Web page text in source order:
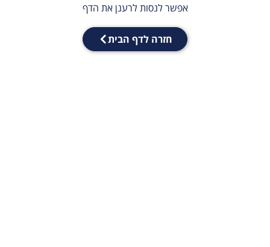
אפשר לנסות לרענן את הדף
חזרה לדף הבית